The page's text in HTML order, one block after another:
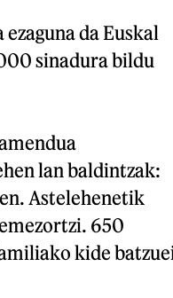
da Euskal
sinadura bildu
lan baldintzak:
Astelehenetik
650
kide